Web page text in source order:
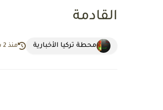
القادمة
محطة تركيا الأخبارية منذ 2 سنة